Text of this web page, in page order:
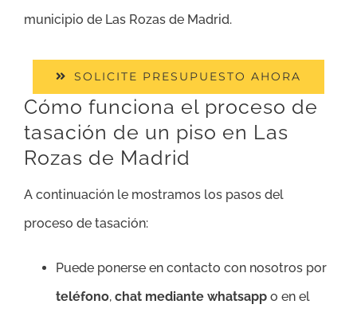
municipio de Las Rozas de Madrid.
SOLICITE PRESUPUESTO AHORA
Cómo funciona el proceso de
tasación de un piso en Las
Rozas de Madrid
A continuación le mostramos los pasos del
proceso de tasación:
Puede ponerse en contacto con nosotros por
teléfono, chat mediante whatsapp o en el